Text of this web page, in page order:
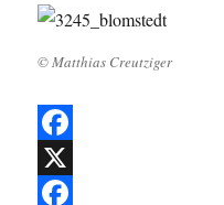
© Matthias Creutziger
F
aX